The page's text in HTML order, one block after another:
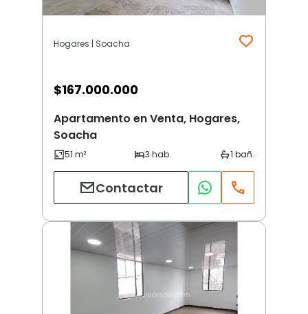
Hogares | Soacha
$167.000.000
Apartamento en Venta, Hogares,
Soacha
Contactar